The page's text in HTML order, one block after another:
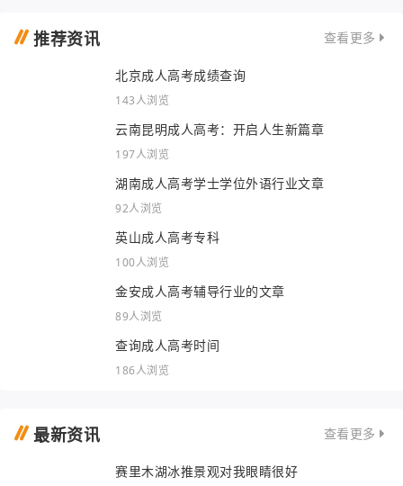
推荐资讯 查看更多
北京成人高考成绩查询
143人浏览
云南昆明成人高考：开启人生新篇章
197人浏览
湖南成人高考学士学位外语行业文章
92人浏览
英山成人高考专科
100人浏览
金安成人高考辅导行业的文章
89人浏览
查询成人高考时间
186人浏览
最新资讯 查看更多
赛里木湖冰推景观对我眼睛很好